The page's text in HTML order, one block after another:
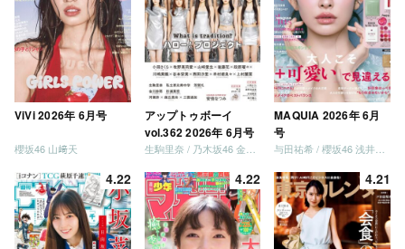
ViVi 2026年 6月号
櫻坂46 山﨑天
アップトゥボーイ
vol.362 2026年 6月号
MAQUIA 2026年 6月
号
4.22 4.22 4.21